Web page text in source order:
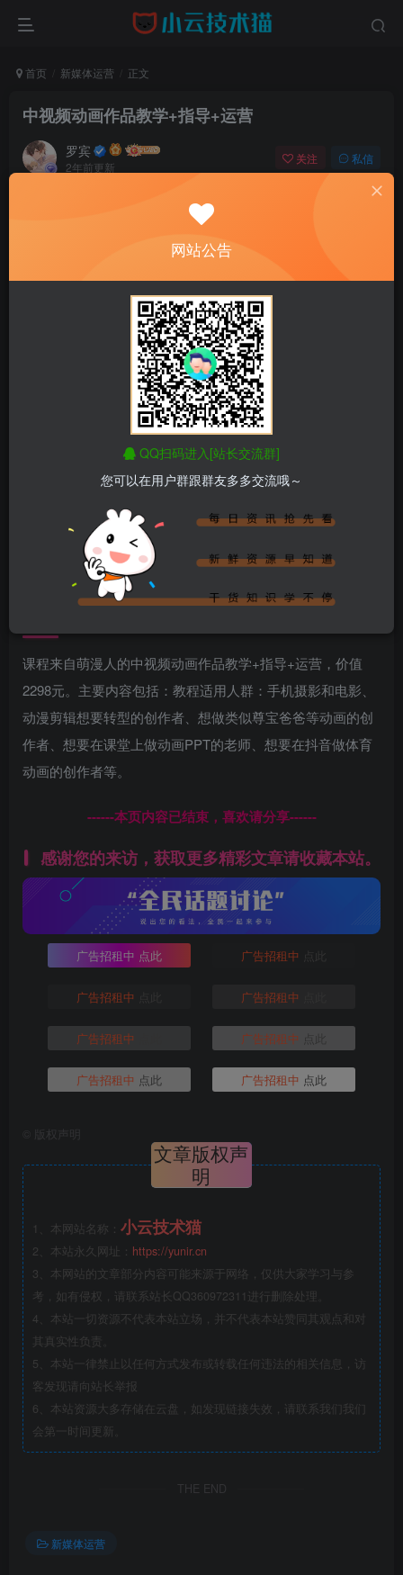
首页 新媒体运营 正文
中视频动画作品教学+指导+运营
罗宾
2年前更新
关注 私信
中视频动画作品教学+指导+运营
登录查看
正文开始阅读，请点击右上角“关注”按钮，关注作者
------正文内容展示，开始汲取新知识------
课程来自萌漫人的中视频动画作品教学+指导+运营，价值
2298元。主要内容包括：教程适用人群：手机摄影和电影、
动漫剪辑想要转型的创作者、想做类似尊宝爸爸等动画的创
作者、想要在课堂上做动画PPT的老师、想要在抖音做体育
动画的创作者等。
------本页内容已结束，喜欢请分享------
感谢您的来访，获取更多精彩文章请收藏本站。
广告招租中 点此 广告招租中
广告招租中 广告招租中
广告招租中 广告招租中
广告招租中 点此 广告招租中 点此
版权声明
文章版权声
明
1、本网站名称： 小云技术猫
2、本站永久网址： https://yunir.cn
3、本网站的文章部分内容可能来源于网络，仅供大家学习与参
考，如有侵权，请联系站长QQ360972311进行删除处理。
4、本站一切资源不代表本站立场，并不代表本站赞同其观点和对
其真实性负责。
5、本站一律禁止以任何方式发布或转载任何违法的相关信息，访
客发现请向站长举报
6、本站资源大多存储在云盘，如发现链接失效，请联系我们我们
会第一时间更新。
THE END
新媒体运营
网站公告
QQ扫码进入[站长交流群]
您可以在用户群跟群友多多交流哦～